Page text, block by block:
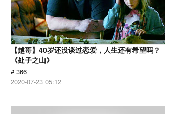
【越哥】40岁还没谈过恋爱，人生还有希望吗？
《处子之山》
# 366
2020-07-23 05:12